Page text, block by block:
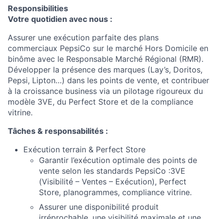
Responsibilities
Votre quotidien avec nous :
Assurer une exécution parfaite des plans
commerciaux PepsiCo sur le marché Hors Domicile en
binôme avec le Responsable Marché Régional (RMR).
Développer la présence des marques (Lay’s, Doritos,
Pepsi, Lipton…) dans les points de vente, et contribuer
à la croissance business via un pilotage rigoureux du
modèle 3VE, du Perfect Store et de la compliance
vitrine.
Tâches & responsabilités :
Exécution terrain & Perfect Store
Garantir l’exécution optimale des points de
vente selon les standards PepsiCo :3VE
(Visibilité – Ventes – Exécution), Perfect
Store, planogrammes, compliance vitrine.
Assurer une disponibilité produit